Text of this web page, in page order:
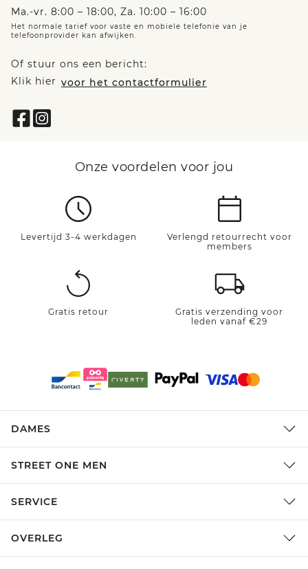
Ma.-vr. 8:00 – 18:00, Za. 10:00 – 16:00
Het normale tarief voor vaste en mobiele telefonie van je
telefoonprovider kan afwijken.
Of stuur ons een bericht:
Klik hier voor het contactformulier
Onze voordelen voor jou
Levertijd 3-4 werkdagen
Verlengd retourrecht voor
members
Gratis retour
Gratis verzending voor
leden vanaf €29
DAMES
STREET ONE MEN
SERVICE
OVERLEG